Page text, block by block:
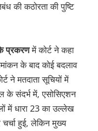
की कठोरता की पुष्टि
के प्रकरणमें कोर्ट ने कहा
के बाद कोई बदलाव
ने मतदाता सूचियों में
के संदर्भ में, एसोसिएशन
में धारा 23 का उल्लेख
हुई, लेकिन मुख्य